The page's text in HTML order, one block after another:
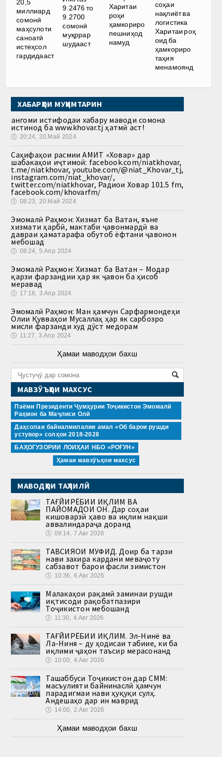
20,5
миллиард
сомонӣ
маҳсулоти
саноатӣ
истеҳсол
гардидааст
9.2476 то
9.2700
сомонӣ
муқррар
шудааст
Харитаи
роҳи
ҳамкориро
пешниҳод
намуд
соҳаи
нақлиёт ва
логистика
Харитаи роҳ
оид ба
ҳамкориро
таҳия
менамоянд
ХАБАРҲОИ МУҲИМТАРИН
Ҳангоми истифодаи хабару маводи сомона
истинод ба www.khovar.tj ҳатмӣ аст!
🕔 20:24, 20.Май 2024
Саҳифаҳои расмии АМИТ «Ховар» дар
шабакаҳои иҷтимоӣ: facebook.com/niatkhovar,
t.me/niatkhovar, youtube.com/@niat_Khovar_tj,
instagram.com/niat_khovar/,
twitter.com/niatkhovar, Радиои Ховар 101.5 fm,
facebook.com/khovarfm/
🕔 08:23, 20.Май 2024
Эмомалӣ Раҳмон: Хизмат ба Ватан, яъне
хизмати ҳарбӣ, мактаби ҷавонмардӣ ва
давраи ҳаматарафа обутоб ёфтани ҷавонон
мебошад
🕔 08:24, 5.Апр 2024
Эмомалӣ Раҳмон: Хизмат ба Ватан – Модар
қарзи фарзандии ҳар як ҷавон ба ҳисоб
меравад
🕔 17:18, 3.Апр 2024
Эмомалӣ Раҳмон: Ман ҳамчун Сарфармондеҳи
Олии Қувваҳои Мусаллаҳ ҳар як сарбозро
мисли фарзанди худ дӯст медорам
🕔 11:27, 3.Апр 2024
Ҳамаи маводҳои бахш
МАВЗӮЪҲОИ МАХСУС
Паёми Президенти Ҷумҳурии Тоҷикистон Эмомалӣ
Раҳмон ба Маҷлиси Олӣ
Даҳсолаи байналмилалии амал «Об барои рушди
устувор» солҳои 2018-2028
БАҲОГУЗОРИИ ЛОИҲАИ НБО «РОҒУН»
Ҳамаи мавзӯъҳои махсус
МАВОДҲОИ ТАҲЛИЛӢ
ТАҒЙИРЁБИИ ИҚЛИМ ВА
ПАЙОМАДҲОИ ОН. Дар соҳаи
кишоварзӣ ҳаво ва иқлим нақши
аввалиндараҷа доранд
🕔 09:14, 7.Авг 2026
ТАВСИЯҲОИ МУФИД. Доир ба тарзи
нави захира кардани меваҷоту
сабзавот барои фасли зимистон
🕔 10:36, 6.Авг 2026
Малакаҳои рақамӣ заминаи рушди
иқтисоди рақобатпазири
Тоҷикистон мебошанд
🕔 11:30, 4.Авг 2026
ТАҒЙИРЁБИИ ИҚЛИМ. Эл-Нинё ва
Ла-Ниня – ду ҳодисаи табиие, ки ба
иқлими ҷаҳон таъсир мерасонанд
🕔 10:00, 4.Авг 2026
Ташаббуси Тоҷикистон дар СММ:
масъулияти байнинаслӣ ҳамчун
парадигмаи нави ҳуқуқи сулҳ.
Андешаҳо дар ин маврид
🕔 14:00, 2.Авг 2026
Ҳамаи маводҳои бахш